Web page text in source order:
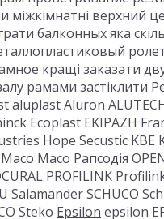
міжкімнатні верхний
грати балконных яка
кращі заказати
рамами застіклити
aluplast Aluron
Ecoplast EKIPAZH
Hope Secustic KBE
Maco Рапсодія
PROFILINK
Salamander SCHUCO
Steko Epsilon epsilon